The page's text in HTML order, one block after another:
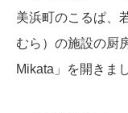
美浜町のこるぱ、
むら）の施設の厨
Mikata」を開きま